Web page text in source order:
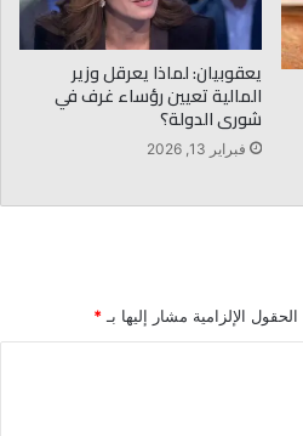
يعقوبيان: لماذا يعرقل وزير
المالية تعيين رؤساء غرف في
شورى الدولة؟
فبراير 13, 2026
الحقول الإلزامية مشار إليها بـ *